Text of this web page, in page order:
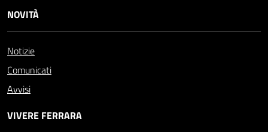
NOVITÀ
Notizie
Comunicati
Avvisi
VIVERE FERRARA